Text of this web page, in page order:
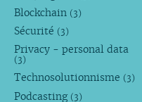
Blockchain (3)
Sécurité (3)
Privacy - personal data
(3)
Technosolutionnisme (3)
Podcasting (3)